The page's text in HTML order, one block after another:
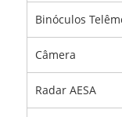
Binóculos
Câmera
Radar AESA